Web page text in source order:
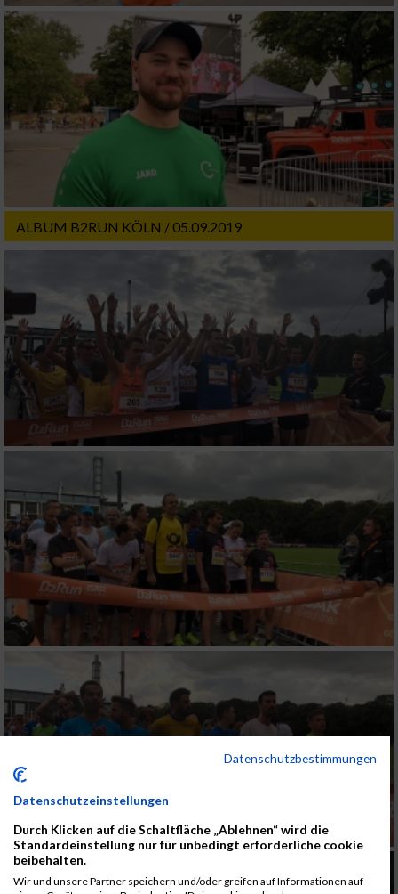
ALBUM B2RUN KÖLN / 05.09.2019
Datenschutzbestimmungen
Datenschutzeinstellungen
Durch Klicken auf die Schaltfläche „Ablehnen“ wird die
Standardeinstellung nur für unbedingt erforderliche cookie
beibehalten.
Wir und unsere Partner speichern und/oder greifen auf Informationen auf